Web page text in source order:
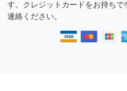
す。クレジットカードをお持ち
連絡ください。